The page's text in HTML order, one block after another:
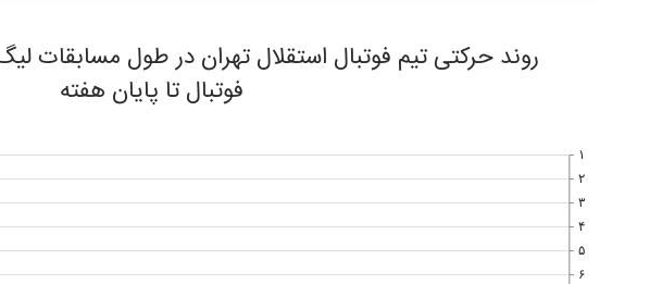
فوتبال تا پایان هفته
۱
۲
۳
۴
۵
۶